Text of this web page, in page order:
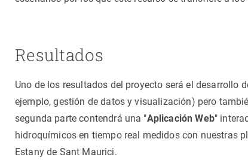
Resultados
Uno de los resultados del proyecto será el desarrollo
ejemplo, gestión de datos y visualización) pero
segunda parte contendrá una "Aplicación Web"
hidroquímicos en tiempo real medidos con nuestras
Estany de Sant Maurici.